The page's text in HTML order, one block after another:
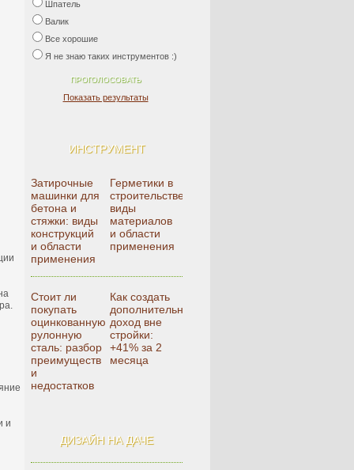
Шпатель
Валик
Все хорошие
Я не знаю таких инструментов :)
Показать результаты
ИНСТРУМЕНТ
Затирочные
машинки для
бетона и
стяжки: виды
конструкций
и области
применения
Герметики в
строительстве:
виды
материалов
и области
применения
Стоит ли
покупать
оцинкованную
рулонную
сталь: разбор
преимуществ
и
недостатков
Как создать
дополнительный
доход вне
стройки:
+41% за 2
месяца
ДИЗАЙН НА ДАЧЕ
и